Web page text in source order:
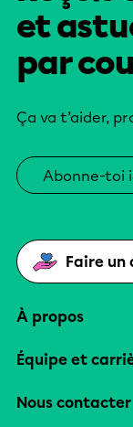
et
par
Ça va t’aider,
Abonne-toi
Faire un
À propos
Équipe et
Nous contacter